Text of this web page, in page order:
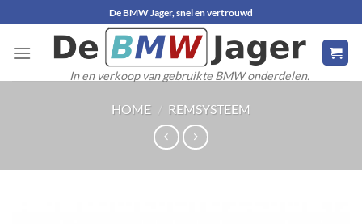
naar
inhoud
De BMW Jager, snel en vertrouwd
In en verkoop van gebruikte BMW onderdelen.
HOME / REMSYSTEEM